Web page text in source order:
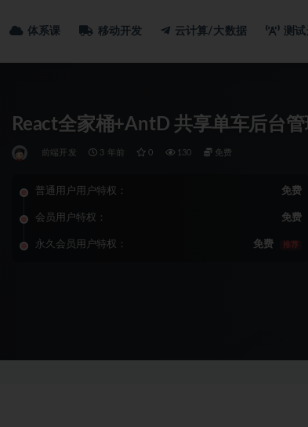
体系课 移动开发 云计算/大数据 测试
React全家桶+AntD 共享单车后台
前端开发 3 年前 0 130 免费
普通用户用户特权： 免费
会员用户特权： 免费
永久会员用户特权： 免费 推荐